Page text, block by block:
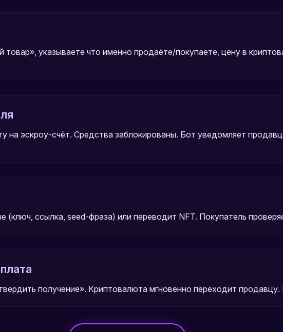
указываете что именно продаёте/покупаете, цену в
на эскроу-счёт. Средства заблокированы. Бот уведомляет
(ключ, ссылка, seed-фраза) или переводит NFT. Покупатель
получение». Криптовалюта мгновенно переходит